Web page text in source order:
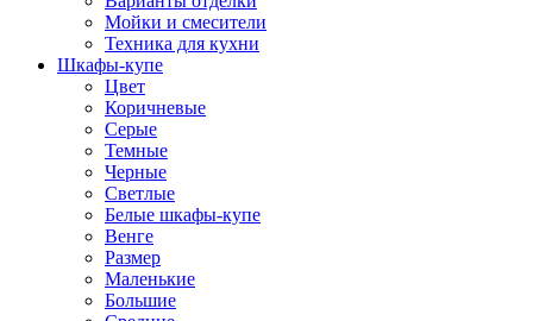
Мойки и смесители
Техника для кухни
Шкафы-купе
Цвет
Коричневые
Серые
Темные
Черные
Светлые
Белые шкафы-купе
Венге
Размер
Маленькие
Большие